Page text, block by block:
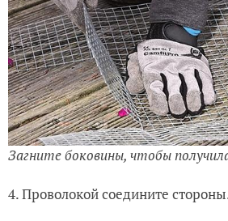
Загните боковины, чтобы
4. Проволокой соедините